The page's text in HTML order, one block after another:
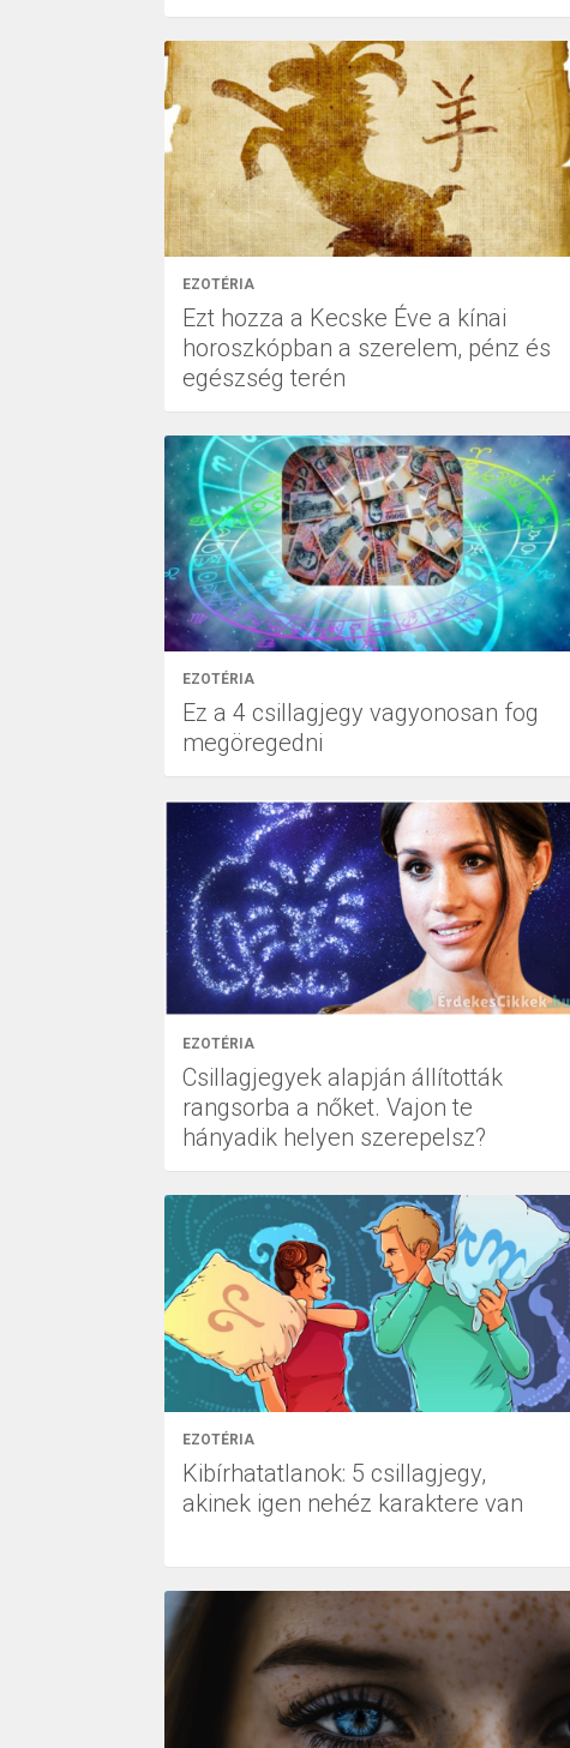
EZOTÉRIA
Ezt hozza a Kecske Éve a kínai
horoszkópban a szerelem, pénz és
egészség terén
EZOTÉRIA
Ez a 4 csillagjegy vagyonosan fog
megöregedni
EZOTÉRIA
Csillagjegyek alapján állították
rangsorba a nőket. Vajon te
hányadik helyen szerepelsz?
EZOTÉRIA
Kibírhatatlanok: 5 csillagjegy,
akinek igen nehéz karaktere van